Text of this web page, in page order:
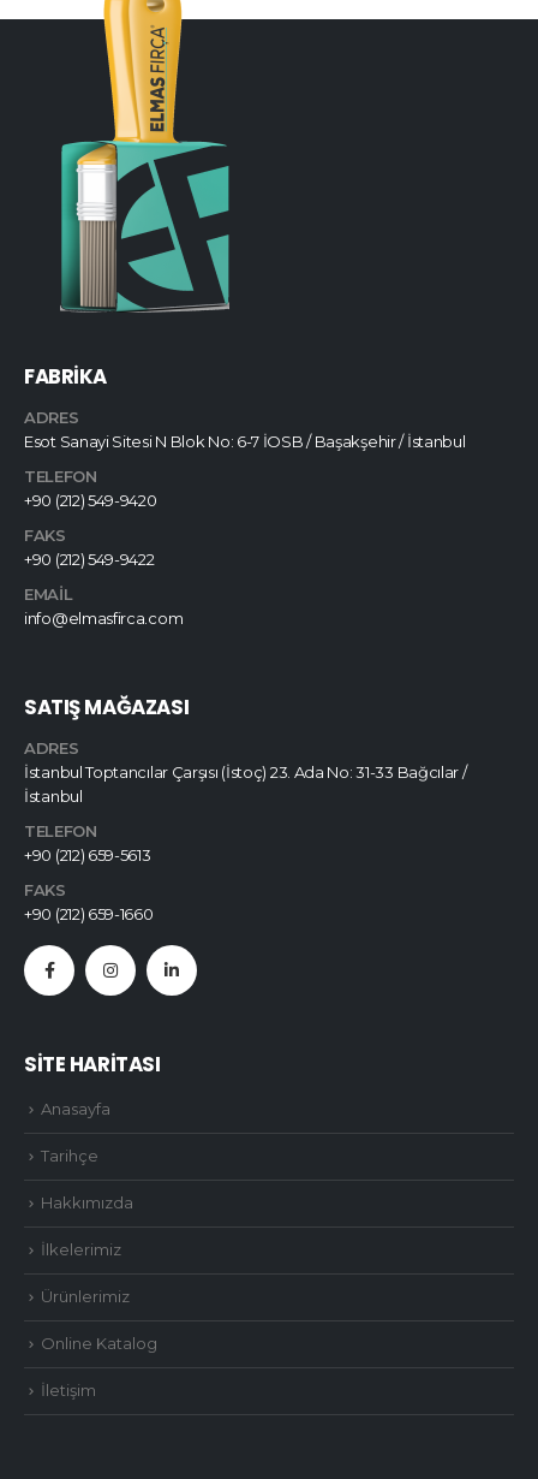
FABRİKA
ADRES
Esot Sanayi Sitesi N Blok No: 6-7 İOSB / Başakşehir / İstanbul
TELEFON
+90 (212) 549-9420
FAKS
+90 (212) 549-9422
EMAIL
info@elmasfirca.com
SATIŞ MAĞAZASI
ADRES
İstanbul Toptancılar Çarşısı (İstoç) 23. Ada No: 31-33 Bağcılar /
İstanbul
TELEFON
+90 (212) 659-5613
FAKS
+90 (212) 659-1660
SİTE HARİTASI
Anasayfa
Tarihçe
Hakkımızda
İlkelerimiz
Ürünlerimiz
Online Katalog
İletişim